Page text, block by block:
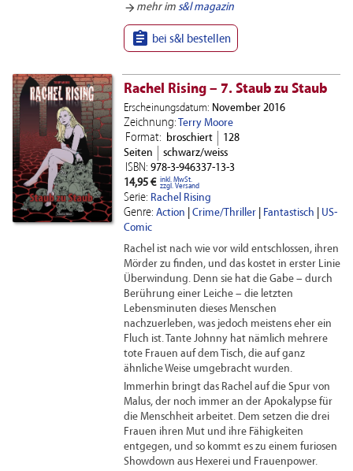
arrow_forward mehr im s&l magazin
 bei s&l bestellen
Rachel Rising – 7. Staub zu Staub
Erscheinungsdatum: November 2016
Zeichnung: Terry Moore
Format: broschiert
128
Seiten
schwarz/weiss
ISBN: 978-3-946337-13-3
14,95 € inkl. MwSt.
zzgl. Versand
Serie: Rachel Rising
Genre: Action Crime/Thriller| Fantastisch
US-
Comic
Rachel ist nach wie vor wild entschlossen, ihren
Mörder zu finden, und das kostet in erster Linie
Überwindung. Denn sie hat die Gabe – durch
Berührung einer Leiche – die letzten
Lebensminuten dieses Menschen
nachzuerleben, was jedoch meistens eher ein
Fluch ist. Tante Johnny hat nämlich mehrere
tote Frauen auf dem Tisch, die auf ganz
ähnliche Weise umgebracht wurden.
Immerhin bringt das Rachel auf die Spur von
Malus, der noch immer an der Apokalypse für
die Menschheit arbeitet. Dem setzen die drei
Frauen ihren Mut und ihre Fähigkeiten
entgegen, und so kommt es zu einem furiosen
Showdown aus Hexerei und Frauenpower.